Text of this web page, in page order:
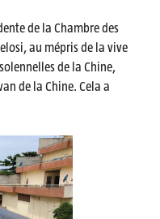
de la Chambre des
au mépris de la vive
de la Chine,
de la Chine. Cela a